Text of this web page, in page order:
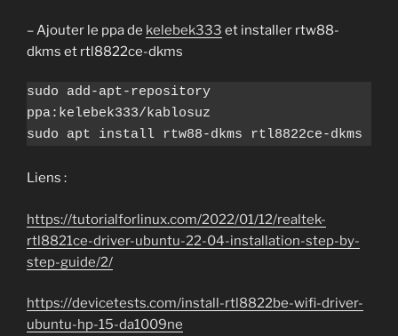
– Ajouter le ppa de kelebek333 et installer rtw88-
dkms et rtl8822ce-dkms
sudo add-apt-repository
ppa:kelebek333/kablosuz
sudo apt install rtw88-dkms rtl8822ce-dkms
Liens :
https://tutorialforlinux.com/2022/01/12/realtek-
rtl8821ce-driver-ubuntu-22-04-installation-step-by-
step-guide/2/
https://devicetests.com/install-rtl8822be-wifi-driver-
ubuntu-hp-15-da1009ne